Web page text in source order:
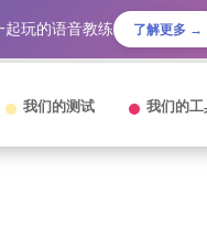
玩的语音教练 了解更多 →
我们的测试 我们的工